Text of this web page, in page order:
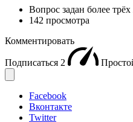
Вопрос задан более трёх
142 просмотра
Комментировать
Подписаться 2
Facebook
Вконтакте
Twitter